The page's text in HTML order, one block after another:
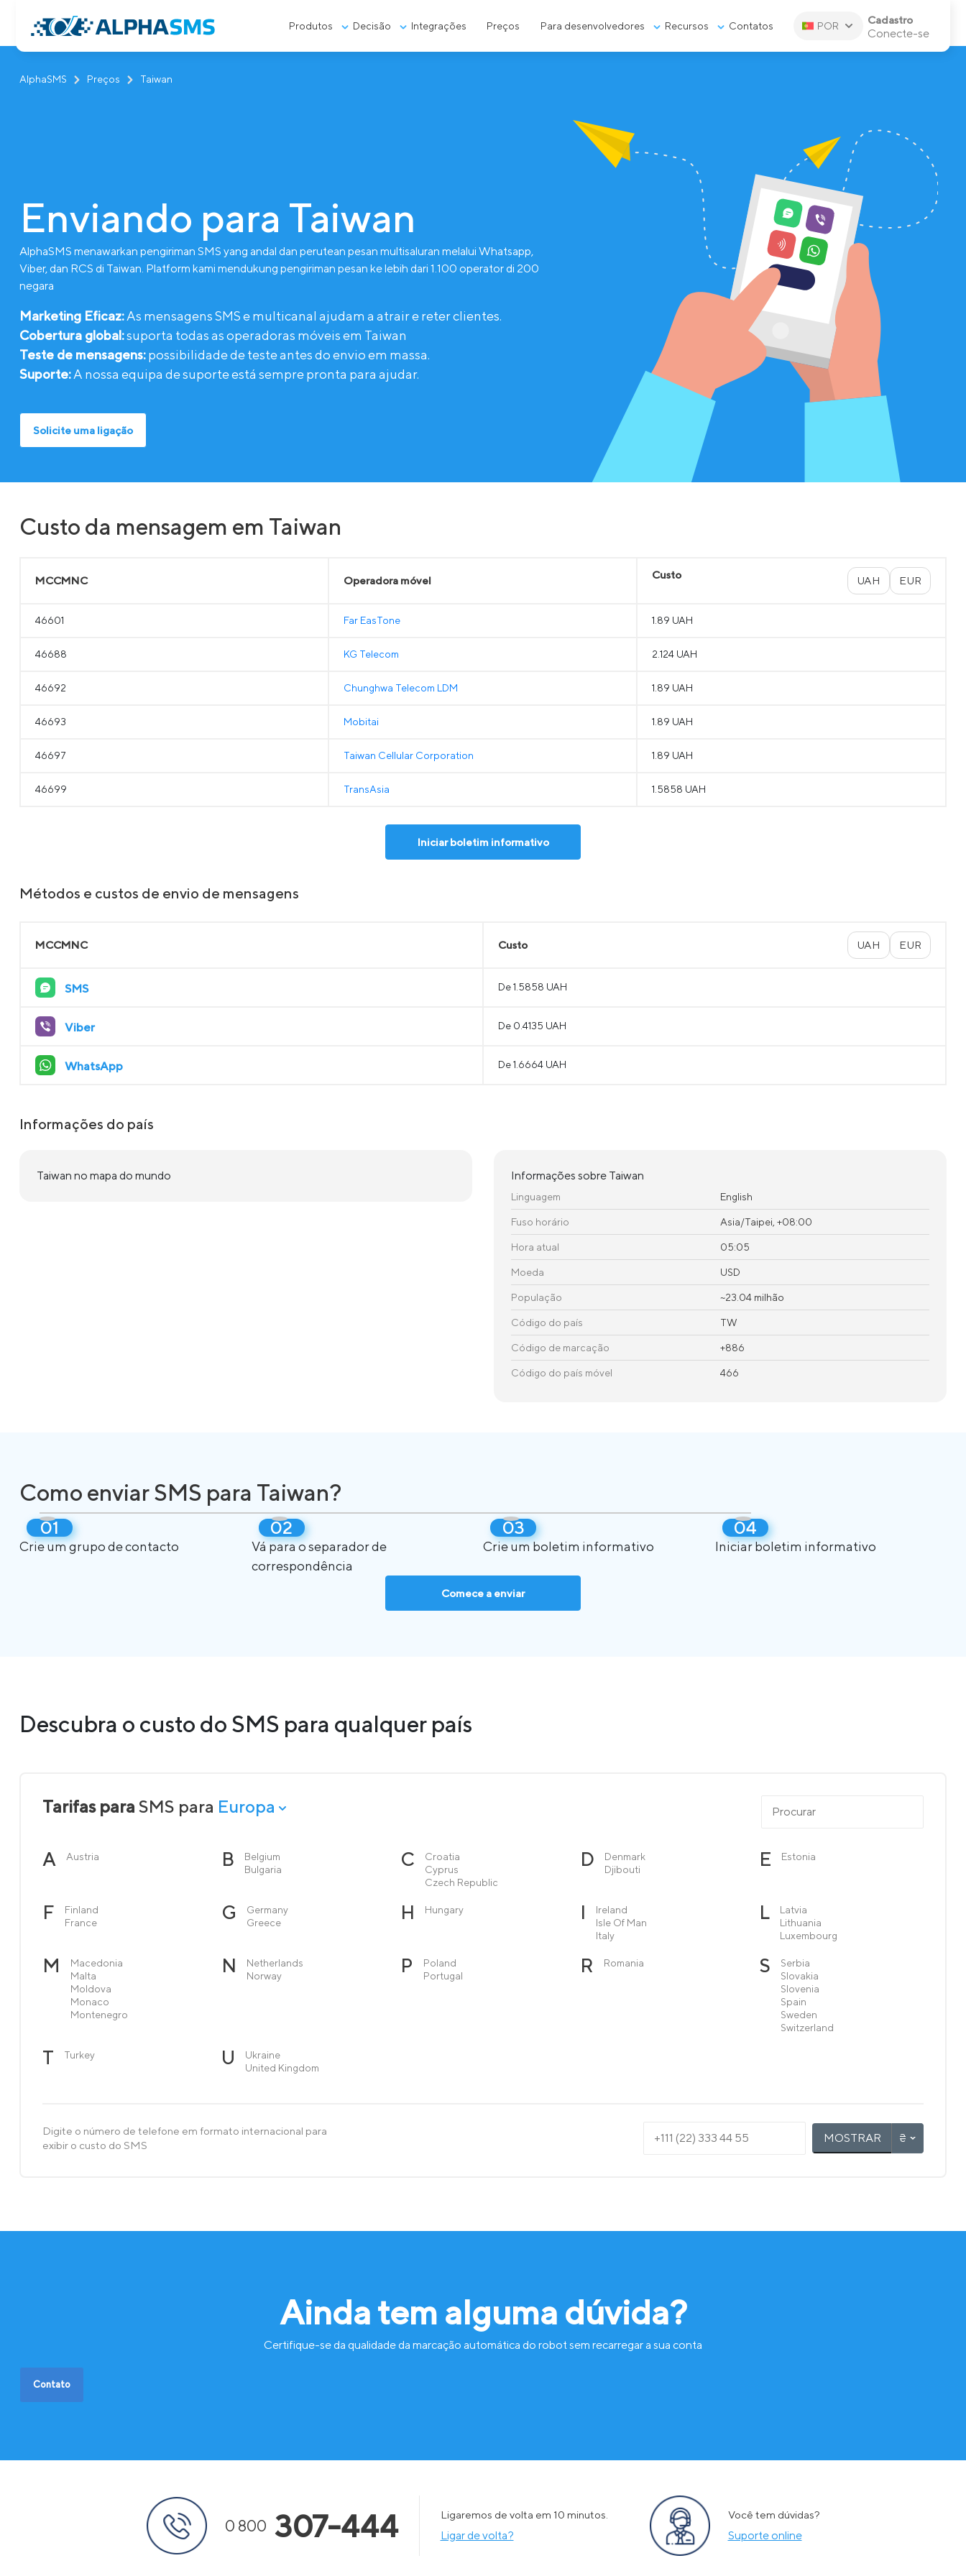
AlphaSMS Preços Taiwan
Produtos Decisão Integrações Preços Para desenvolvedores Recursos Contatos POR Cadastro
Conecte-se
Enviando para Taiwan
AlphaSMS menawarkan pengiriman SMS yang andal dan perutean pesan multisaluran melalui Whatsapp,
Viber, dan RCS di Taiwan. Platform kami mendukung pengiriman pesan ke lebih dari 1.100 operator di 200
negara
Marketing Eficaz:As mensagens SMS e multicanal ajudam a atrair e reter clientes.
Cobertura global:suporta todas as operadoras móveis em Taiwan
Teste de mensagens:possibilidade de teste antes do envio em massa.
Suporte:A nossa equipa de suporte está sempre pronta para ajudar.
Solicite uma ligação
Custo da mensagem em Taiwan
MCCMNC Operadora móvel Custo UAH EUR
46601 Far EasTone 1.89 UAH
46688 KG Telecom 2.124 UAH
46692 Chunghwa Telecom LDM 1.89 UAH
46693 Mobitai 1.89 UAH
46697 Taiwan Cellular Corporation 1.89 UAH
46699 TransAsia 1.5858 UAH
Iniciar boletim informativo
Métodos e custos de envio de mensagens
MCCMNC Custo UAH EUR
SMS De 1.5858 UAH
Viber De 0.4135 UAH
WhatsApp De 1.6664 UAH
Informações do país
Taiwan no mapa do mundo Informações sobre Taiwan
Linguagem English
Fuso horário Asia/Taipei, +08:00
Hora atual 05:05
Moeda USD
População ~23.04 milhão
Código do país TW
Código de marcação +886
Código do país móvel 466
Como enviar SMS para Taiwan?
Crie um grupo de contacto
Vá para o separador de
correspondência
Crie um boletim informativo Iniciar boletim informativo
Comece a enviar
Descubra o custo do SMS para qualquer país
Tarifas para SMS para Europa
A Austria B
Belgium
Bulgaria
C
Croatia
Cyprus
Czech Republic
D
Denmark
Djibouti
E Estonia
F
Finland
France
G
Germany
Greece
H Hungary I
Ireland
Isle Of Man
Italy
L
Latvia
Lithuania
Luxembourg
M
Macedonia
Malta
Moldova
Monaco
Montenegro
N
Netherlands
Norway
P
Poland
Portugal
R Romania S
Serbia
Slovakia
Slovenia
Spain
Sweden
Switzerland
T Turkey U
Ukraine
United Kingdom
Digite o número de telefone em formato internacional para
exibir o custo do SMS
MOSTRAR
Ainda tem alguma dúvida?
Certifique-se da qualidade da marcação automática do robot sem recarregar a sua conta
Contato
0 800 307-444 Ligaremos de volta em 10 minutos.
Ligar de volta?
Você tem dúvidas?
Suporte online